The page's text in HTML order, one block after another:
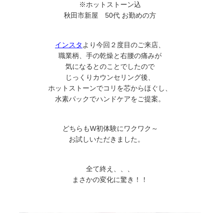
※ホットストーン込
秋田市新屋 50代 お勤めの方
インスタ より今回２度目のご来店、
職業柄、手の乾燥と右腰の痛みが
気になるとのことでしたので
じっくりカウンセリング後、
ホットストーンでコリを芯からほぐし、
水素パックでハンドケアをご提案。
どちらもW初体験にワクワク～
お試しいただきました。
全て終え、、、
まさかの変化に驚き！！